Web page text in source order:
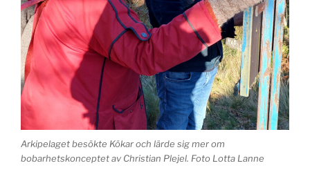
Arkipelaget besökte Kökar och lärde sig mer om
bobarhetskonceptet av Christian Plejel. Foto Lotta Lanne